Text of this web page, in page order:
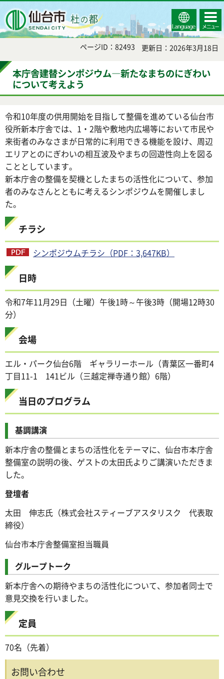
Select
Language
コンテ
ンツメ
ニュー
ページID：82493 更新日：2026年3月18日
本庁舎建替シンポジウム―新たなまちのにぎわい
について考えよう
令和10年度の供用開始を目指して整備を進めている仙台市
役所新本庁舎では、1・2階や敷地内広場等において市民や
来街者のみなさまが日常的に利用できる機能を設け、周辺
エリアとのにぎわいの相互波及やまちの回遊性向上を図る
こととしています。
新本庁舎の整備を契機としたまちの活性化について、参加
者のみなさんとともに考えるシンポジウムを開催しまし
た。
チラシ
シンポジウムチラシ（PDF：3,647KB）
日時
令和7年11月29日（土曜）午後1時～午後3時（開場12時30
分）
会場
エル・パーク仙台6階 ギャラリーホール（青葉区一番町4
丁目11-1 141ビル（三越定禅寺通り館）6階）
当日のプログラム
基調講演
新本庁舎の整備とまちの活性化をテーマに、仙台市本庁舎
整備室の説明の後、ゲストの太田氏よりご講演いただきま
した。
登壇者
太田 伸志氏（株式会社スティーブアスタリスク 代表取
締役）
仙台市本庁舎整備室担当職員
グループトーク
新本庁舎への期待やまちの活性化について、参加者同士で
意見交換を行いました。
定員
70名（先着）
お問い合わせ